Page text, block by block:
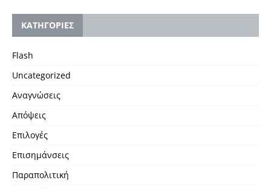
KΑΤΗΓΟΡΙΕΣ
Flash
Uncategorized
Αναγνώσεις
Απόψεις
Επιλογές
Επισημάνσεις
Παραπολιτική